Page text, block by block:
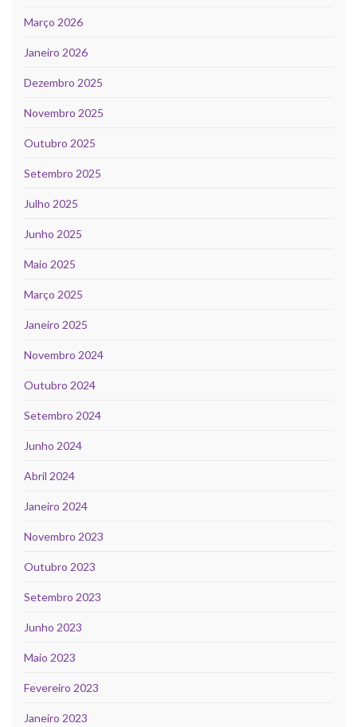
Março 2026
Janeiro 2026
Dezembro 2025
Novembro 2025
Outubro 2025
Setembro 2025
Julho 2025
Junho 2025
Maio 2025
Março 2025
Janeiro 2025
Novembro 2024
Outubro 2024
Setembro 2024
Junho 2024
Abril 2024
Janeiro 2024
Novembro 2023
Outubro 2023
Setembro 2023
Junho 2023
Maio 2023
Fevereiro 2023
Janeiro 2023